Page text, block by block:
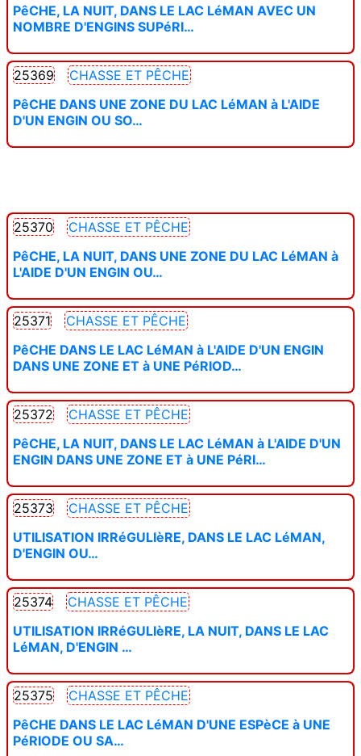
PêCHE, LA NUIT, DANS LE LAC LéMAN AVEC UN
NOMBRE D'ENGINS SUPéRI…
25369
CHASSE ET PÊCHE
PêCHE DANS UNE ZONE DU LAC LéMAN à L'AIDE
D'UN ENGIN OU SO…
25370
CHASSE ET PÊCHE
PêCHE, LA NUIT, DANS UNE ZONE DU LAC LéMAN à
L'AIDE D'UN ENGIN OU…
25371
CHASSE ET PÊCHE
PêCHE DANS LE LAC LéMAN à L'AIDE D'UN ENGIN
DANS UNE ZONE ET à UNE PéRIOD…
25372
CHASSE ET PÊCHE
PêCHE, LA NUIT, DANS LE LAC LéMAN à L'AIDE D'UN
ENGIN DANS UNE ZONE ET à UNE PéRI…
25373
CHASSE ET PÊCHE
UTILISATION IRRéGULIèRE, DANS LE LAC LéMAN,
D'ENGIN OU…
25374
CHASSE ET PÊCHE
UTILISATION IRRéGULIèRE, LA NUIT, DANS LE LAC
LéMAN, D'ENGIN …
25375
CHASSE ET PÊCHE
PêCHE DANS LE LAC LéMAN D'UNE ESPèCE à UNE
PéRIODE OU SA…